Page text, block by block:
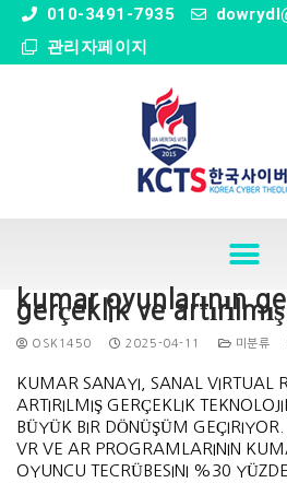
010-3491-7935
관리자페이지
kumar oyunlarının
gerçeklik ve
OSK1450 2025-04-11 미분류
KUMAR SANAYI, SANAL VIRTUAL
ARTIRILMIŞ GERÇEKLIK
BÜYÜK BIR DÖNÜŞÜM
VR VE AR PROGRAMLARININ
OYUNCU TECRÜBESINI %30